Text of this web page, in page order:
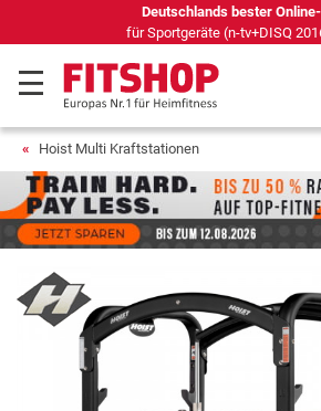
69 Fachmärkte vor Ort mit 75 eigenen
Hoist Multi Kraftstationen